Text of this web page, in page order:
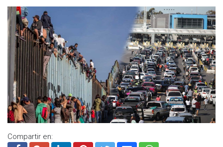
Compartir en: